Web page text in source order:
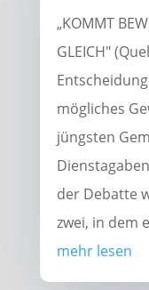
„KOMMT
GLEICH"
mögliches
jüngsten
der Debatte
zwei, in dem
mehr lesen